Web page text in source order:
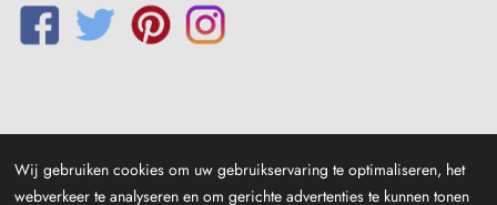
Wij gebruiken cookies om uw gebruikservaring te optimaliseren, het
webverkeer te analyseren en om gerichte advertenties te kunnen tonen